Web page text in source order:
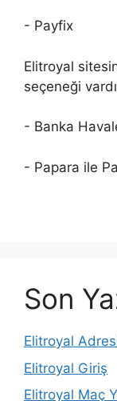
- Payfix
Elitroyal
seçeneği
- Banka
- Papara ile
Son
Elitroyal
Elitroyal Giriş
Elitroyal Maç